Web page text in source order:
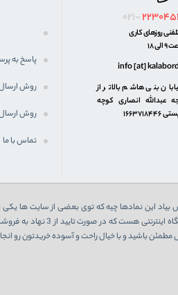
021-
روزهای کاری
18
info [at]
بنی هاشم بالاتر از
عبدالله انصاری کوچه
پاسخ به
روش
روش
تماس با ما
بیاد این نمادها چیه که توی بعضی از سایت ها یکی
مطمئن باشید و با خیال راحت و آسوده خریدتون رو